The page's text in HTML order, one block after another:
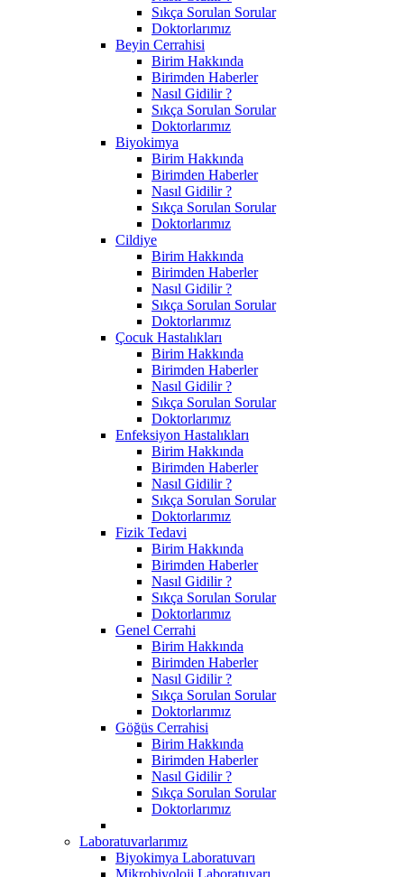
Sıkça Sorulan Sorular
Doktorlarımız
Beyin Cerrahisi
Birim Hakkında
Birimden Haberler
Nasıl Gidilir ?
Sıkça Sorulan Sorular
Doktorlarımız
Biyokimya
Birim Hakkında
Birimden Haberler
Nasıl Gidilir ?
Sıkça Sorulan Sorular
Doktorlarımız
Cildiye
Birim Hakkında
Birimden Haberler
Nasıl Gidilir ?
Sıkça Sorulan Sorular
Doktorlarımız
Çocuk Hastalıkları
Birim Hakkında
Birimden Haberler
Nasıl Gidilir ?
Sıkça Sorulan Sorular
Doktorlarımız
Enfeksiyon Hastalıkları
Birim Hakkında
Birimden Haberler
Nasıl Gidilir ?
Sıkça Sorulan Sorular
Doktorlarımız
Fizik Tedavi
Birim Hakkında
Birimden Haberler
Nasıl Gidilir ?
Sıkça Sorulan Sorular
Doktorlarımız
Genel Cerrahi
Birim Hakkında
Birimden Haberler
Nasıl Gidilir ?
Sıkça Sorulan Sorular
Doktorlarımız
Göğüs Cerrahisi
Birim Hakkında
Birimden Haberler
Nasıl Gidilir ?
Sıkça Sorulan Sorular
Doktorlarımız
Laboratuvarlarımız
Biyokimya Laboratuvarı
Mikrobiyoloji Laboratuvarı